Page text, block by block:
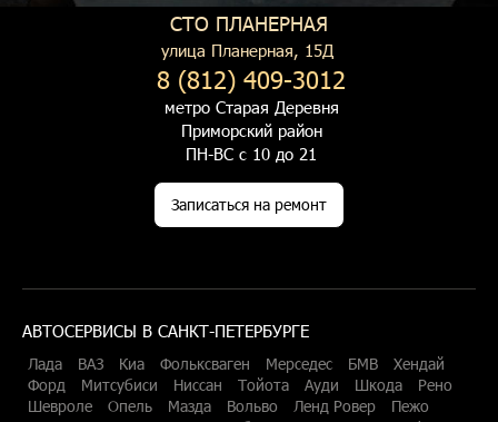
СТО ПЛАНЕРНАЯ
улица Планерная, 15Д
8 (812) 409-3012
метро Старая Деревня
Приморский район
ПН-ВС с 10 до 21
Записаться на ремонт
АВТОСЕРВИСЫ В САНКТ-ПЕТЕРБУРГЕ
Лада ВАЗ Киа Фольксваген Мерседес БМВ
Хендай
Форд
Митсубиси Ниссан Тойота Ауди Шкода
Рено
Шевроле
Опель Мазда Вольво Ленд Ровер
Пежо